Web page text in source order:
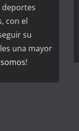
deportes
con el
su
una mayor
!